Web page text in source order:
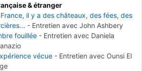
& étranger
France, il y a des châteaux, des fées, des
- Entretien avec John Ashbery
fouillée - Entretien avec Daniela
vécue - Entretien avec Ounsi El